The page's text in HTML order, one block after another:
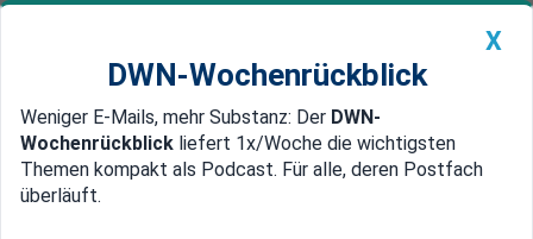
Newsticker MEIN DWN: Geldanlage Premium
Edelmetalle DWN-Magazin China
X
DWN-Wochenrückblick
Weniger E-Mails, mehr Substanz: Der DWN-
Wochenrückblick liefert 1x/Woche die wichtigsten
Themen kompakt als Podcast. Für alle, deren Postfach
überläuft.